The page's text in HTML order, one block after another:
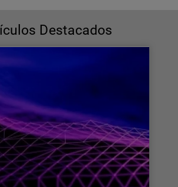
Destacados